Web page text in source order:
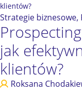
klientów?
Strategie biznesowe,
jak
klientów?
Roksana